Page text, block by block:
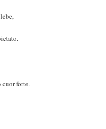
cuor forte.